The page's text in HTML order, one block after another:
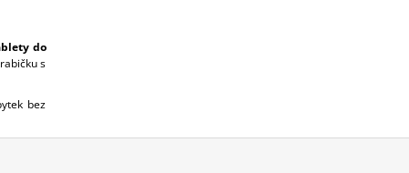
do
s
bez